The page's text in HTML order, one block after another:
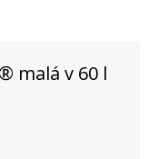
malá v 60 l